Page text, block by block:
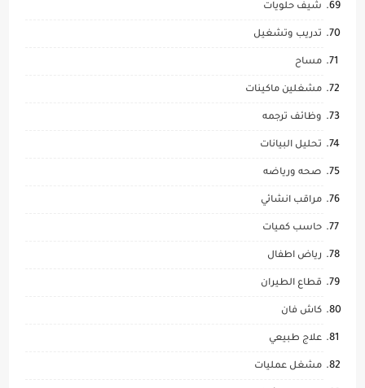
شيف حلويات
تدريب وتشغيل
مساح
مشغلين ماكينات
وظائف ترجمه
تحليل البيانات
صحه ورياضه
مراقب انشائي
حاسب كميات
رياض اطفال
قطاع الطيران
كاش فان
علاج طبيعي
مشغل عمليات